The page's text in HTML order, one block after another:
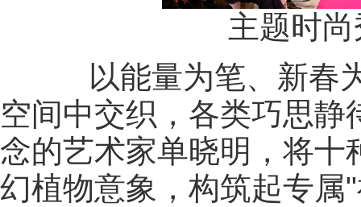
主题时尚
以能量为笔、新春为
空间中交织，各类巧思
念的艺术家单晓明，将十
幻植物意象，构筑起专